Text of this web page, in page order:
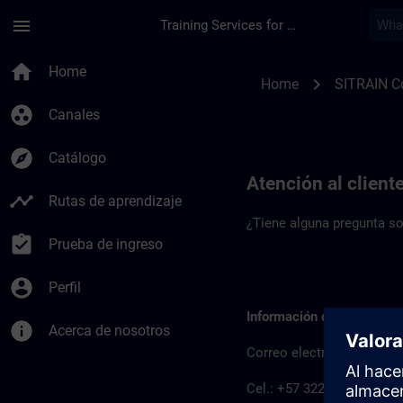
menu Training Services for Digital Industries
home Home
group_work Canales
explore Catálogo
timeline Rutas de aprendizaje
assignment_turned_in Prueba de ingreso
account_circle Perfil
info Acerca de nosotros
Home chevron_right SITRAIN
Atención al
¿Tiene alguna pregunta
Información de contacto
Correo electrónico:
Cel.: +57 322 3094315